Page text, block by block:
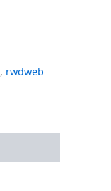
, rwdweb